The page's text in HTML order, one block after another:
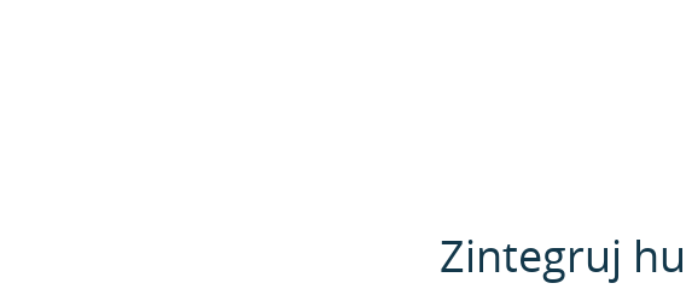
Zintegruj